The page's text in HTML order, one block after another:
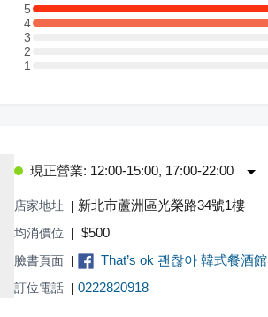
5
5 星：2 則評論
4
4 星：2 則評論
3
3 星：0 則評論
2
2 星：0 則評論
11 星：0 則評論
現正營業: 12:00-15:00, 17:00-22:00
店家地址 | 新北市蘆洲區光榮路34號1樓
均消價位 | $500
臉書頁面 | That’s ok 괜찮아 韓式餐酒館
訂位電話 | 0222820918